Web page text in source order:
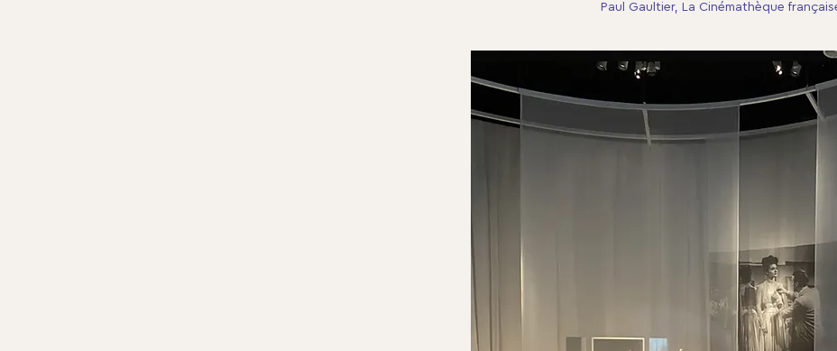
Paul Gaultier, La Cinémathèque